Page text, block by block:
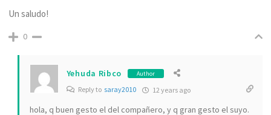
Un saludo!
0
Yehuda Ribco Author
Reply to saray2010 12 years ago
hola, q buen gesto el del compañero, y q gran gesto el suyo.